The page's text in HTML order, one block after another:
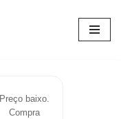
Preço baixo.
Compra